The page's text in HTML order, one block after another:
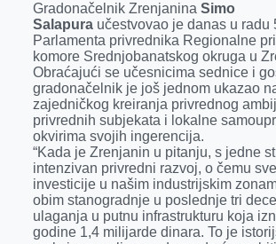
b
o
o
k
e
n
g
e
r
e
d
I
n
r
s
A
p
p
Gradonačelnik Zrenjanina Simo
Salapuraučestvovao je danas u radu
Parlamenta privrednika Regionalne
komore Srednjobanatskog okruga u
Obraćajući se učesnicima sednice i
gradonačelnik je još jednom ukazao
zajedničkog kreiranja privrednog
privrednih subjekata i lokalne
okvirima svojih ingerencija.
“Kada je Zrenjanin u pitanju, s jedne
intenzivan privredni razvoj, o čemu
investicije u našim industrijskim
obim stanogradnje u poslednje tri
ulaganja u putnu infrastrukturu koja
godine 1,4 milijarde dinara. To je